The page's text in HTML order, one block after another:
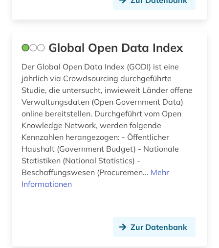
Global Open Data Index
Der Global Open Data Index (GODI) ist eine
jährlich via Crowdsourcing durchgeführte
Studie, die untersucht, inwieweit Länder offene
Verwaltungsdaten (Open Government Data)
online bereitstellen. Durchgeführt vom Open
Knowledge Network, werden folgende
Kennzahlen herangezogen: - Öffentlicher
Haushalt (Government Budget) - Nationale
Statistiken (National Statistics) -
Beschaffungswesen (Procuremen... Mehr
Informationen
Zur Datenbank